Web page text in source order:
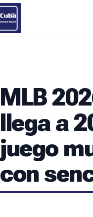
MLB
llega a
juego
con